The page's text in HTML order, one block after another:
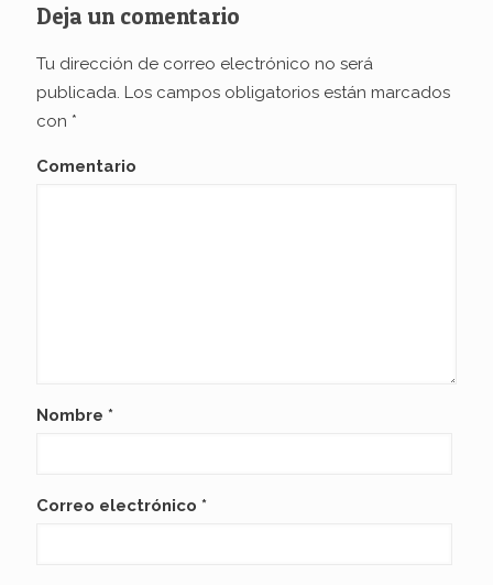
Deja un comentario
Tu dirección de correo electrónico no será
publicada. Los campos obligatorios están marcados
con *
Comentario
Nombre *
Correo electrónico *